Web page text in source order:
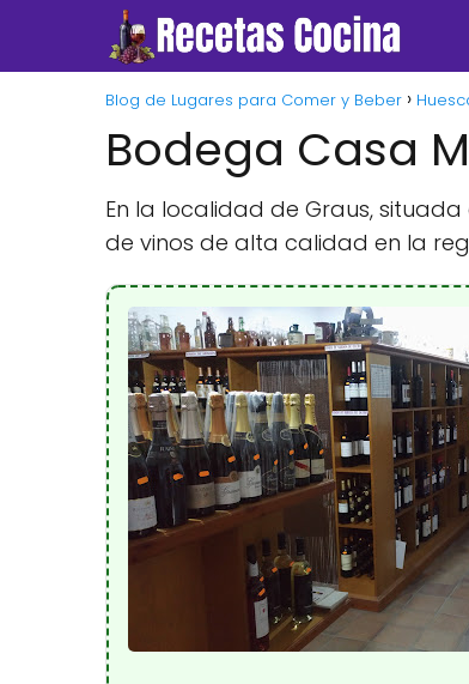
Blog de Lugares para Comer y Beber
Bodega Casa
En la localidad de Graus,
de vinos de alta calidad en la